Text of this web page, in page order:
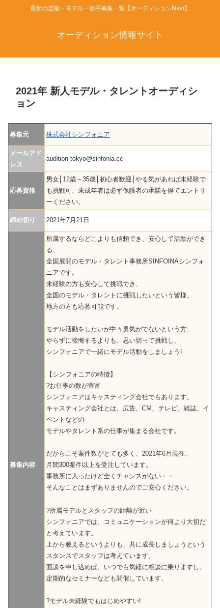
最新の芸能・モデル・歌手募集一覧【オーディションNavi】
オーディション情報サイト
2021年 新人モデル・タレントオーディシ
ョン
募集元 株式会社シンフォニア
メールアド
レス
audition-tokyo@sinfonia.cc
応募資格
男女│12歳～35歳│初心者歓迎│やる気があれば未経験で
も挑戦可、未成年者は必ず保護者の承諾を得てエントリ
ーください。
締め切り 2021年7月21日
募集内容
所属するならどこよりも信頼でき、安心して活動ができ
る、
全国展開のモデル・タレント事務所SINFOINAシンフォ
ニアです。
未経験の方も安心して挑戦でき、
全国のモデル・タレントに挑戦したいという皆様、
地方の方も応募可能です。
モデル活動をしたいが中々勇気がでないという方…
やらずに後悔するよりも、思い切って挑戦し、
シンフォニアで一緒にモデル活動をしましょう!
【シンフォニアの特徴】
?お仕事の数が豊富
シンフォニアはキャスティング会社でもあります。
キャスティング会社とは、広告、CM、テレビ、雑誌、イ
ベントなどの
モデルやタレント系の仕事が集まる会社です。
だからこそ案件数がとても多く、2021年6月現在、
月間300案件以上を受注しています。
事務所に入ったけど全くチャンスがない・・
そんなことはまずありませんのでご安心ください。
?所属モデルとスタッフの距離が近い
シンフォニアでは、コミュニケーションが何より大切だ
と考えています。
上から教えるというよりも、共に成長しましょうという
スタンスでスタッフは考えています。
面談を申し込めば、いつでも気軽に相談に乗りますし、
定期的なセミナーなども開催しています。
?モデル未経験でもはじめやすい!